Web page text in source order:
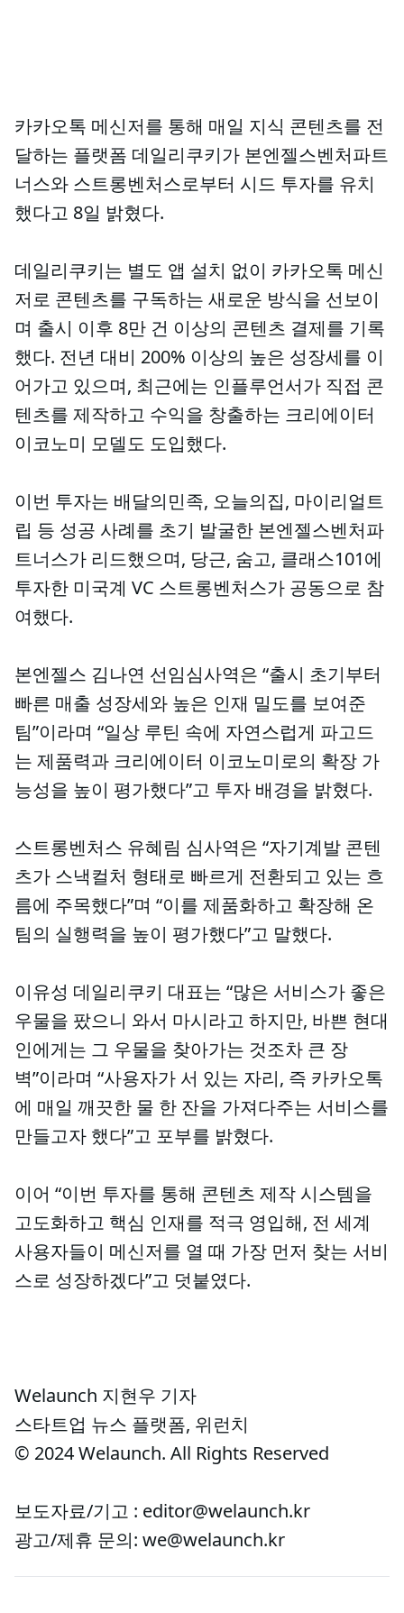
카카오톡 메신저를 통해 매일 지식 콘텐츠를 전
달하는 플랫폼 데일리쿠키가 본엔젤스벤처파트
너스와 스트롱벤처스로부터 시드 투자를 유치
했다고 8일 밝혔다.
데일리쿠키는 별도 앱 설치 없이 카카오톡 메신
저로 콘텐츠를 구독하는 새로운 방식을 선보이
며 출시 이후 8만 건 이상의 콘텐츠 결제를 기록
했다. 전년 대비 200% 이상의 높은 성장세를 이
어가고 있으며, 최근에는 인플루언서가 직접 콘
텐츠를 제작하고 수익을 창출하는 크리에이터
이코노미 모델도 도입했다.
이번 투자는 배달의민족, 오늘의집, 마이리얼트
립 등 성공 사례를 초기 발굴한 본엔젤스벤처파
트너스가 리드했으며, 당근, 숨고, 클래스101에
투자한 미국계 VC 스트롱벤처스가 공동으로 참
여했다.
본엔젤스 김나연 선임심사역은 “출시 초기부터
빠른 매출 성장세와 높은 인재 밀도를 보여준
팀”이라며 “일상 루틴 속에 자연스럽게 파고드
는 제품력과 크리에이터 이코노미로의 확장 가
능성을 높이 평가했다”고 투자 배경을 밝혔다.
스트롱벤처스 유혜림 심사역은 “자기계발 콘텐
츠가 스낵컬처 형태로 빠르게 전환되고 있는 흐
름에 주목했다”며 “이를 제품화하고 확장해 온
팀의 실행력을 높이 평가했다”고 말했다.
이유성 데일리쿠키 대표는 “많은 서비스가 좋은
우물을 팠으니 와서 마시라고 하지만, 바쁜 현대
인에게는 그 우물을 찾아가는 것조차 큰 장
벽”이라며 “사용자가 서 있는 자리, 즉 카카오톡
에 매일 깨끗한 물 한 잔을 가져다주는 서비스를
만들고자 했다”고 포부를 밝혔다.
이어 “이번 투자를 통해 콘텐츠 제작 시스템을
고도화하고 핵심 인재를 적극 영입해, 전 세계
사용자들이 메신저를 열 때 가장 먼저 찾는 서비
스로 성장하겠다”고 덧붙였다.
Welaunch 지현우 기자
스타트업 뉴스 플랫폼, 위런치
© 2024 Welaunch. All Rights Reserved
보도자료/기고 : editor@welaunch.kr
광고/제휴 문의: we@welaunch.kr